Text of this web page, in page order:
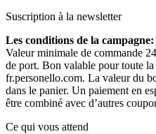
Suscription à la newsletter
Les conditions de la campagne:
Valeur minimale de commande
de port. Bon valable pour toute
fr.personello.com. La valeur du
dans le panier. Un paiement en
être combiné avec d’autres
Ce qui vous attend